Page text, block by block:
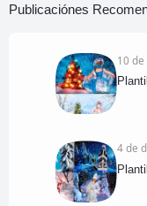
Publicaciónes
10
4 de